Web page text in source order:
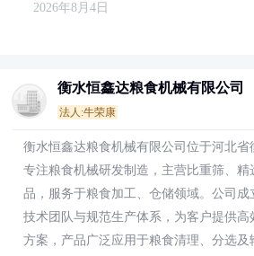
2026年8月4日
衡水恒鑫达粮食机械有限公司
法人:牛荣康
衡水恒鑫达粮食机械有限公司位于河北省
专注粮食机械研发制造，主营比重筛、
品，服务于粮食加工、仓储领域。公司成
技术团队与规范生产体系，为客户提供
方案，产品广泛应用于粮食清理、分选及